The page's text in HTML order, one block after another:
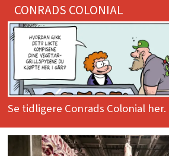
CONRADS COLONIAL
Se tidligere Conrads Colonial her.